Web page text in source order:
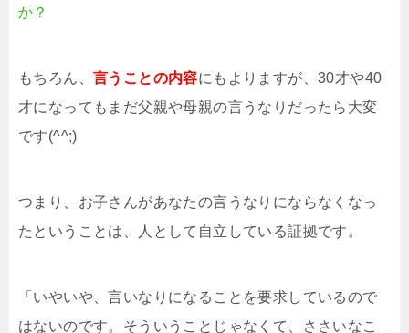
か？
もちろん、 言うことの内容にもよりますが、30才や40
才になってもまだ父親や母親の言うなりだったら大変
です(^^;)
つまり、お子さんがあなたの言うなりにならなくなっ
たということは、人として自立している証拠です。
「いやいや、言いなりになることを要求しているので
はないのです。そういうことじゃなくて、ささいなこ